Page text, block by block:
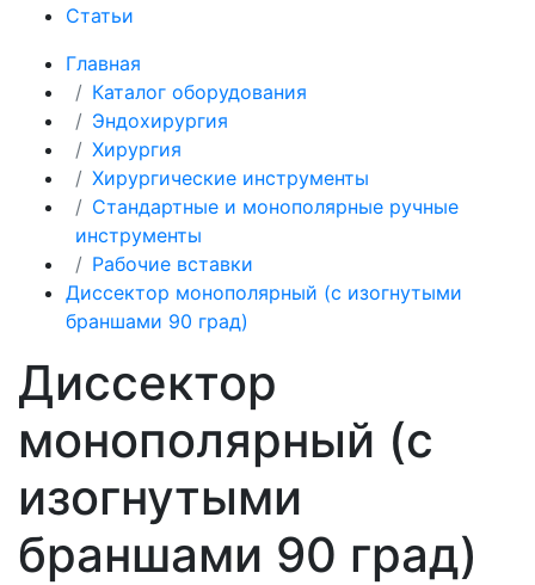
Статьи
Главная
Каталог оборудования
Эндохирургия
Хирургия
Хирургические инструменты
Стандартные и монополярные ручные
инструменты
Рабочие вставки
Диссектор монополярный (с изогнутыми
браншами 90 град)
Диссектор
монополярный (с
изогнутыми
браншами 90 град)